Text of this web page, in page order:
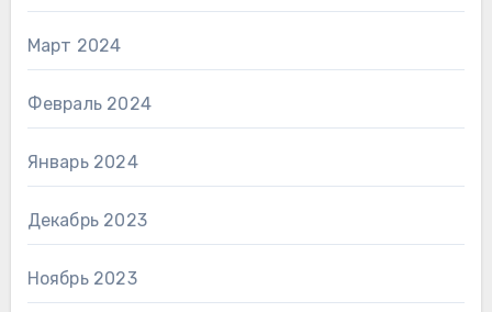
Март 2024
Февраль 2024
Январь 2024
Декабрь 2023
Ноябрь 2023